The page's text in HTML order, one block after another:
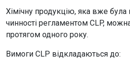
Хімічну продукцію, яка вже
чинності регламентом CLP,
протягом одного року.
Вимоги CLP відкладаються до: